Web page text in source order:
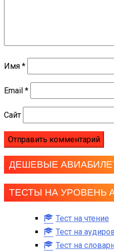
Имя *
Email *
Сайт
ДЕШЕВЫЕ
ТЕСТЫ НА УРОВЕНЬ
Тест на чтение
Тест на
Тест на